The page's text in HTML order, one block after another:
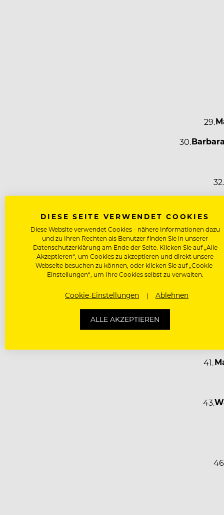
DIESE SEITE VERWENDET COOKIES
Diese Website verwendet Cookies - nähere Informationen dazu
und zu Ihren Rechten als Benutzer finden Sie in unserer
Datenschutzerklärung am Ende der Seite. Klicken Sie auf „Alle
Akzeptieren“, um Cookies zu akzeptieren und direkt unsere
Webseite besuchen zu können, oder klicken Sie auf „Cookie-
Einstellungen“, um Ihre Cookies selbst zu verwalten.
Cookie-Einstellungen Ablehnen
ALLE AKZEPTIEREN